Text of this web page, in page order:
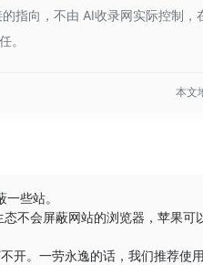
指向，不由 AI收录网实际控制
。
本文
些站。
不会屏蔽网站的浏览器，苹果可
开。一劳永逸的话，我们推荐使